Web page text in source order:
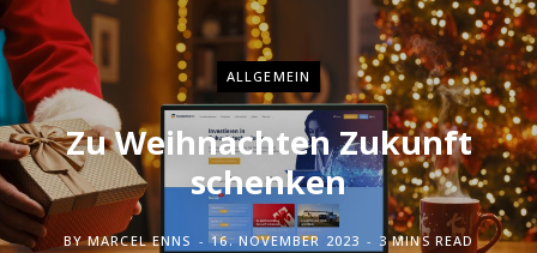
ALLGEMEIN
Zu Weihnachten Zukunft
schenken
BYMARCEL ENNS 16. NOVEMBER 2023 3 MINS READ